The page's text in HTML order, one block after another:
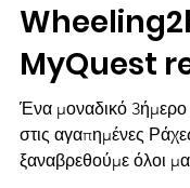
11 Μαρ 2025
MyQuest
Ένα μοναδικό 3ήμερο